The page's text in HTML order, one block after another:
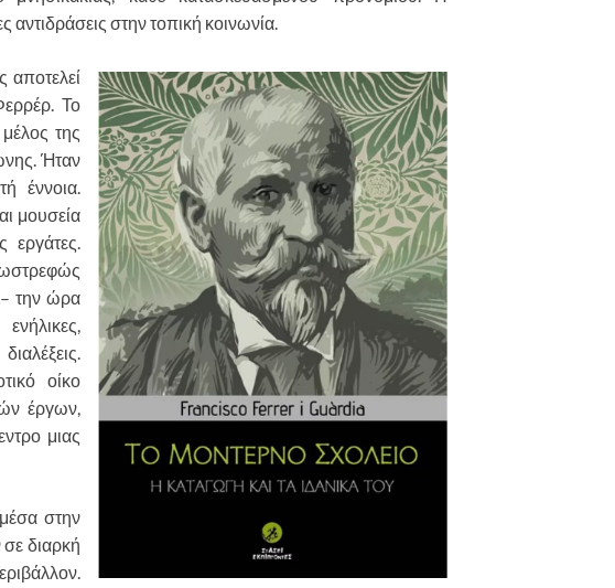
αντιδράσεις στην τοπική κοινωνία.
Το
της
Ήταν
έννοια.
μουσεία
εργάτες.
– την ώρα
οίκο
έργων,
μιας
στην
σε διαρκή